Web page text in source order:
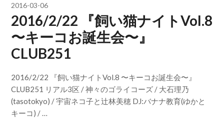
2016-03-06
2016/2/22 『飼い猫ナイトVol.8
〜キーコお誕生会〜』
CLUB251
2016/2/22 『飼い猫ナイトVol.8 〜キーコお誕生会〜』
CLUB251 リアル3区 / 神々のゴライコーズ / 大石理乃
(tasotokyo) / 宇宙ネコ子と辻林美穂 DJ:バナナ教育(ゆかと
キーコ) / …